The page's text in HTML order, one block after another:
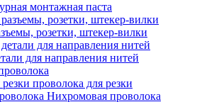
монтажная паста
розетки, штекер-вилки
для направления нитей
проволока для резки
Нихромовая проволока